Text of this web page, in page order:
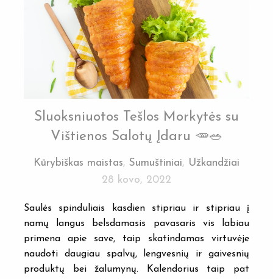
Sluoksniuotos Tešlos Morkytės su
Vištienos Salotų Įdaru 🥕🥗
Kūrybiškas maistas, Sumuštiniai, Užkandžiai
28 kovo, 2022
Saulės spinduliais kasdien stipriau ir stipriau į
namų langus belsdamasis pavasaris vis labiau
primena apie save, taip skatindamas virtuvėje
naudoti daugiau spalvų, lengvesnių ir gaivesnių
produktų bei žalumynų. Kalendorius taip pat